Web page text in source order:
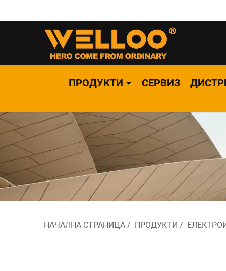
ПРОДУКТИ СЕРВИЗ
НАЧАЛНА СТРАНИЦА / ПРОДУКТИ /